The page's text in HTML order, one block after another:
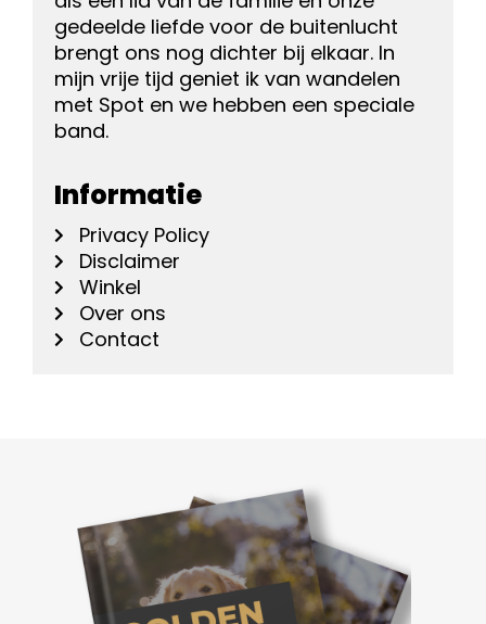
gedeelde liefde voor de buitenlucht
brengt ons nog dichter bij elkaar. In
mijn vrije tijd geniet ik van wandelen
met Spot en we hebben een speciale
band.
Informatie
Privacy Policy
Disclaimer
Winkel
Over ons
Contact